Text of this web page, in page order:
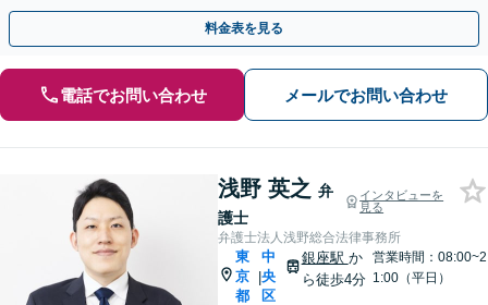
にご相談ください。
料金表を見る
電話でお問い合わせ メールでお問い合わせ
浅野 英之 弁
護士
インタビューを
見る
弁護士法人浅野総合法律事務所
東
京
都
|
中
央
区
銀座駅 か
ら徒歩4分
営業時間：08:00~2
1:00（平日）